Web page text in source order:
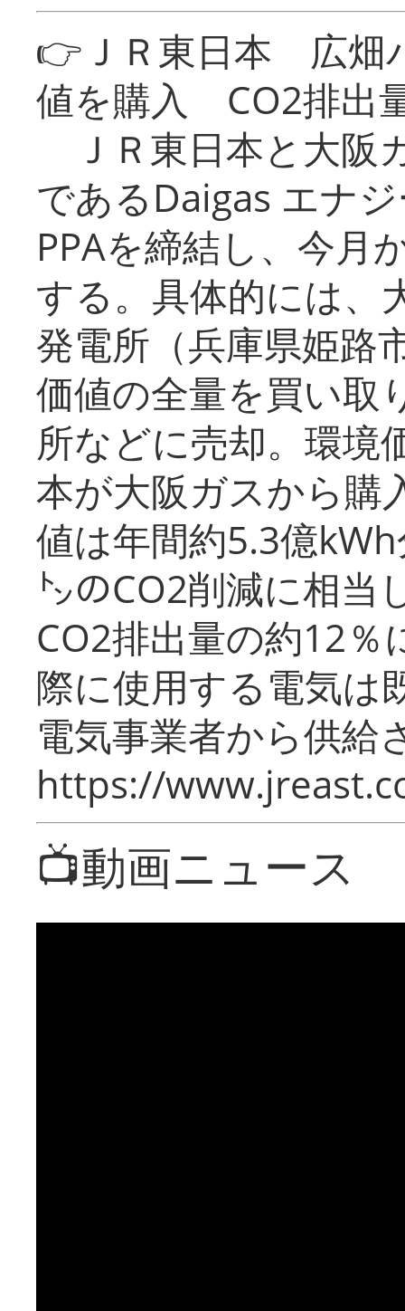
👉ＪＲ東日本 広畑
値を購入 CO2排出
ＪＲ東日本と大阪
であるDaigas エナ
PPAを締結し、今月
する。具体的には、
発電所（兵庫県姫路
価値の全量を買い取
所などに売却。環境
本が大阪ガスから購
値は年間約5.3億
㌧のCO2削減に相当
CO2排出量の約12％
際に使用する電気は
電気事業者から供給
https://
📺動画ニュース